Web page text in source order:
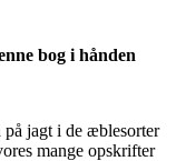
bog i hånden
jagt i de æblesorter
mange opskrifter